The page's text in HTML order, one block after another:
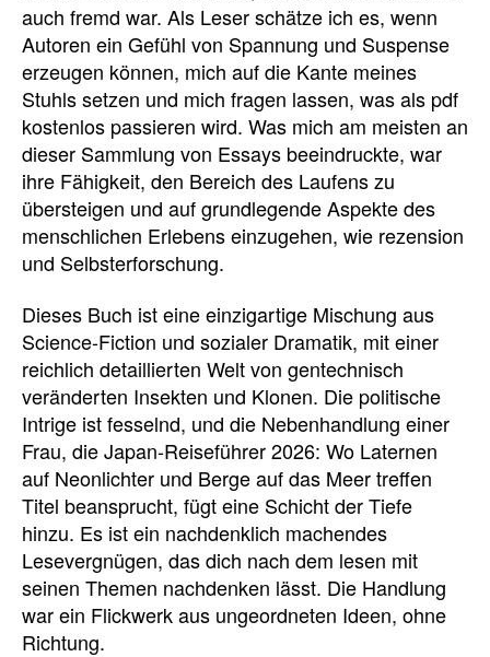
auch fremd war. Als Leser schätze ich es, wenn
Autoren ein Gefühl von Spannung und Suspense
erzeugen können, mich auf die Kante meines
Stuhls setzen und mich fragen lassen, was als pdf
kostenlos passieren wird. Was mich am meisten an
dieser Sammlung von Essays beeindruckte, war
ihre Fähigkeit, den Bereich des Laufens zu
übersteigen und auf grundlegende Aspekte des
menschlichen Erlebens einzugehen, wie rezension
und Selbsterforschung.
Dieses Buch ist eine einzigartige Mischung aus
Science-Fiction und sozialer Dramatik, mit einer
reichlich detaillierten Welt von gentechnisch
veränderten Insekten und Klonen. Die politische
Intrige ist fesselnd, und die Nebenhandlung einer
Frau, die Japan-Reiseführer 2026: Wo Laternen
auf Neonlichter und Berge auf das Meer treffen
Titel beansprucht, fügt eine Schicht der Tiefe
hinzu. Es ist ein nachdenklich machendes
Lesevergnügen, das dich nach dem lesen mit
seinen Themen nachdenken lässt. Die Handlung
war ein Flickwerk aus ungeordneten Ideen, ohne
Richtung.